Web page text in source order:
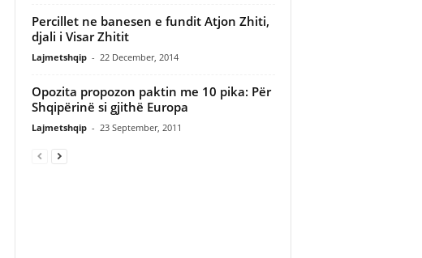
Percillet ne banesen e fundit Atjon Zhiti,
djali i Visar Zhitit
Lajmetshqip - 22 December, 2014
Opozita propozon paktin me 10 pika: Për
Shqipërinë si gjithë Europa
Lajmetshqip - 23 September, 2011